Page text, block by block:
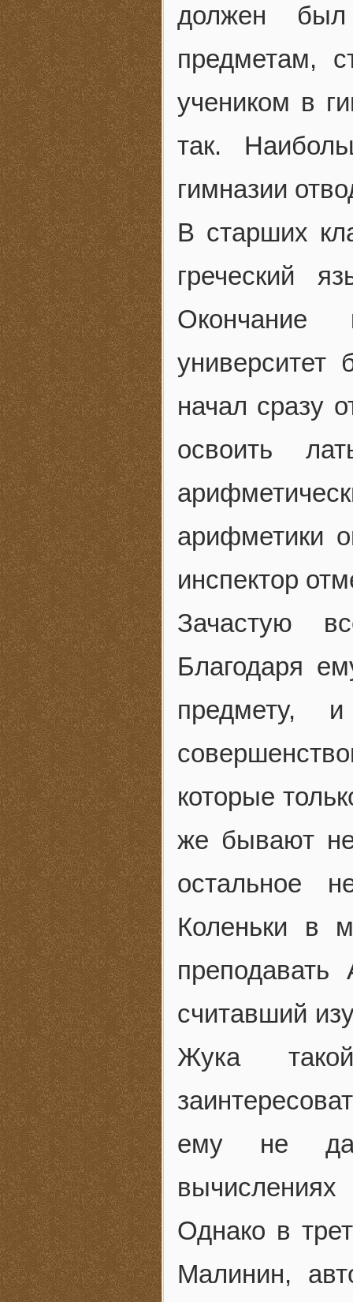
должен был
предметам,
учеником в
так.
гимназии
В старших
греческий
Окончание
университет
начал сразу
освоить
арифметики
инспектор
Зачастую
Благодаря
предмету,
которые
же бывают
остальное
Коленьки в
считавший
Жука
ему не
вычислениях
Однако в
Малинин,